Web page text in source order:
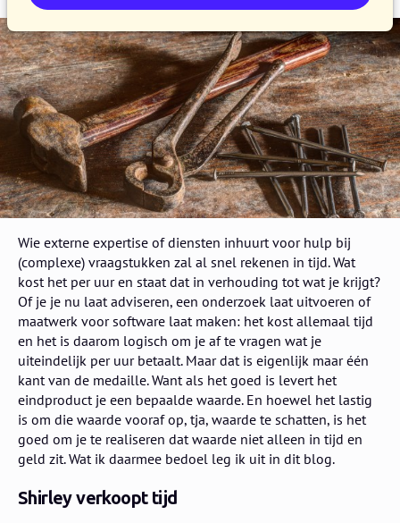
Wie externe expertise of diensten inhuurt voor hulp bij
(complexe) vraagstukken zal al snel rekenen in tijd. Wat
kost het per uur en staat dat in verhouding tot wat je krijgt?
Of je je nu laat adviseren, een onderzoek laat uitvoeren of
maatwerk voor software laat maken: het kost allemaal tijd
en het is daarom logisch om je af te vragen wat je
uiteindelijk per uur betaalt. Maar dat is eigenlijk maar één
kant van de medaille. Want als het goed is levert het
eindproduct je een bepaalde waarde. En hoewel het lastig
is om die waarde vooraf op, tja, waarde te schatten, is het
goed om je te realiseren dat waarde niet alleen in tijd en
geld zit. Wat ik daarmee bedoel leg ik uit in dit blog.
Shirley verkoopt tijd